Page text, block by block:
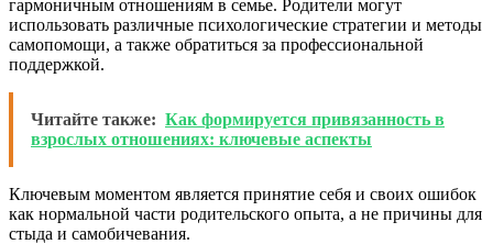
гармоничным отношениям в семье. Родители могут
использовать различные психологические стратегии и методы
самопомощи, а также обратиться за профессиональной
поддержкой.
Читайте также: Как формируется привязанность в
взрослых отношениях: ключевые аспекты
Ключевым моментом является принятие себя и своих ошибок
как нормальной части родительского опыта, а не причины для
стыда и самобичевания.